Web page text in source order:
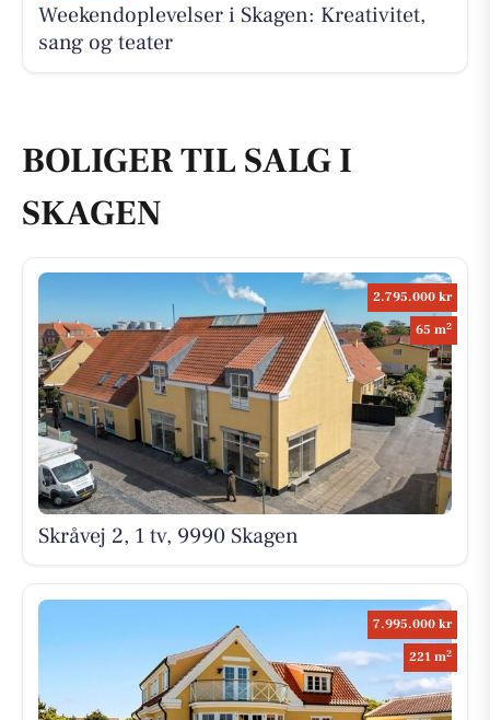
Weekendoplevelser i Skagen: Kreativitet,
sang og teater
BOLIGER TIL SALG I
SKAGEN
2.795.000 kr
65 m2
Skråvej 2, 1 tv, 9990 Skagen
7.995.000 kr
221 m2